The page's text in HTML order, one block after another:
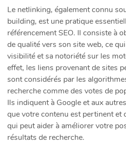
Le netlinking, également connu
building, est une pratique
référencement SEO. Il consiste à
de qualité vers son site web, ce
visibilité et sa notoriété sur les
effet, les liens provenant de sites
sont considérés par les
recherche comme des votes de
Ils indiquent à Google et aux
que votre contenu est pertinent et
qui peut aider à améliorer votre
résultats de recherche.